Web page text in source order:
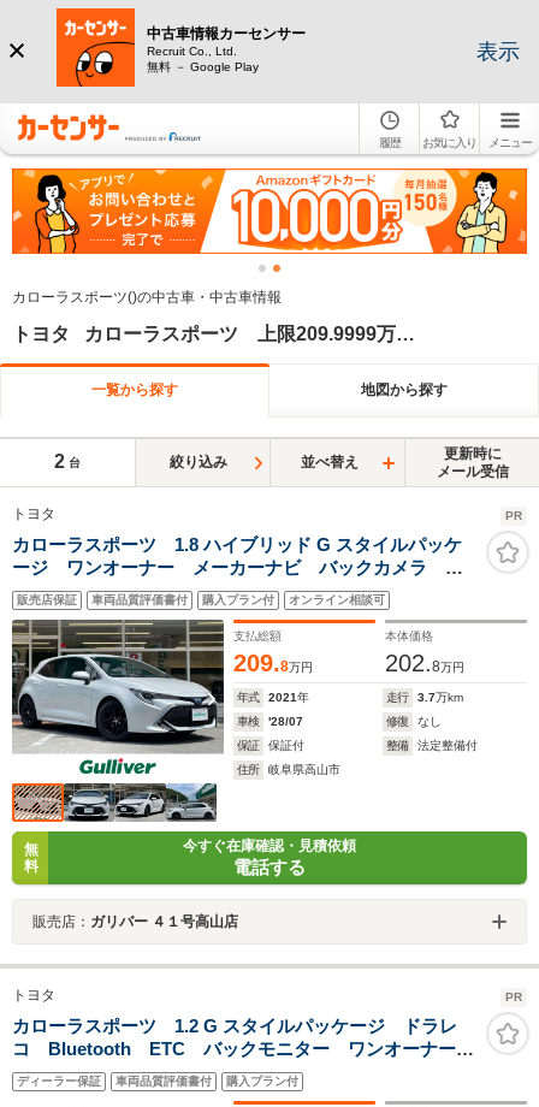
中古車情報カーセンサー
Recruit Co., Ltd.
無料 － Google Play
表示
履歴 お気に入り メニュー
カローラスポーツ()の中古車・中古車情報
トヨタ カローラスポーツ 上限209.9999万円 下限200万円 上限2020年 下限2020年
一覧から探す 地図から探す
2 台 絞り込み 並べ替え
更新時に
メール受信
トヨタ PR
カローラスポーツ 1.8 ハイブリッド G スタイルパッケ
ージ ワンオーナー メーカーナビ バックカメラ 純
正ビルトインETC レーダークルーズコントロール 前
後コーナーセンサーオートマチックハイビーム レーン
キープアシスト プリクラッシュセーフティ USB充電
口
販売店保証 車両品質評価書付 購入プラン付 オンライン相談可
支払総額
209.8万円
本体価格
202.8万円
年式 2021年 走行 3.7万km
車検
'28/07 修復
なし
保証
保証付 整備
法定整備付
住所
岐阜県高山市
無
料
今すぐ在庫確認・見積依頼
電話する
販売店： ガリバー ４１号高山店
トヨタ PR
カローラスポーツ 1.2 G スタイルパッケージ ドラレ
コ Bluetooth ETC バックモニター ワンオーナー
車 ディスプレイオーディオ トヨタセーフティーセン
ンス スマートキー LEDヘッドライト
ディーラー保証 車両品質評価書付 購入プラン付